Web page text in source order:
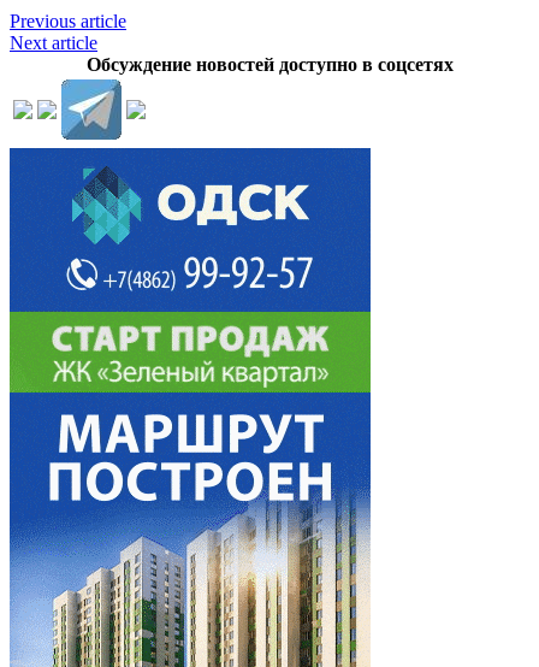
Previous article
Next article
Обсуждение новостей доступно в соцсетях